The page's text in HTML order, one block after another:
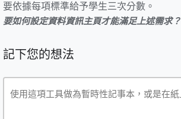
要依據每項標準給予學生三次分數。
要如何設定資料資訊主頁才能滿足上述需求？
記下您的想法